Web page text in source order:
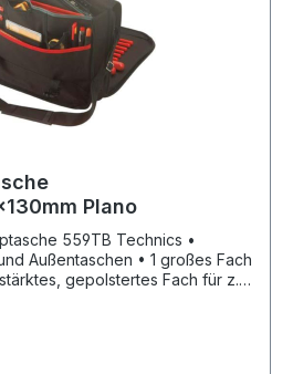
Plano
559TB Technics •
Außentaschen • 1 großes Fach
gepolstertes Fach für z.